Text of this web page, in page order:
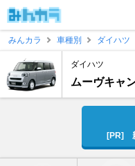
みんカラ
車種別 ダイハツ
ダイハツ
ムーヴキャ
[PR]